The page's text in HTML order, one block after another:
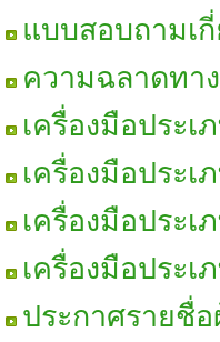
แบบสอบถามเ
ความฉลาดทา
เครื่องมือประเ
เครื่องมือประเ
เครื่องมือประเ
เครื่องมือประเ
ประกาศรายชื่